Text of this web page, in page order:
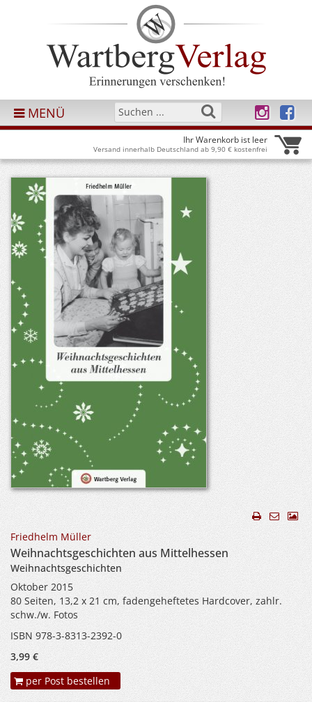
MENÜ
Ihr Warenkorb ist leer
Versand innerhalb Deutschland ab 9,90 € kostenfrei
Friedhelm Müller
Weihnachtsgeschichten aus Mittelhessen
Weihnachtsgeschichten
Oktober 2015
80 Seiten, 13,2 x 21 cm, fadengeheftetes Hardcover, zahlr.
schw./w. Fotos
ISBN 978-3-8313-2392-0
3,99 €
per Post bestellen